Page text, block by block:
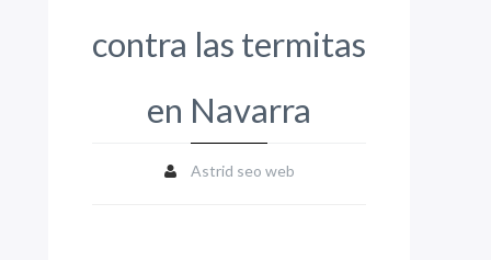
contra las termitas
en Navarra
Astrid seo web